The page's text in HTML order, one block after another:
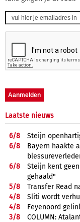
Laatste nieuws
6/8
Steijn
6/8
Bayern haakte
6/8
Steijn kent
gehaald"
5/8
Transfer Read
4/8
Sliti wordt
4/8
Feyenoord
3/8
COLUMN: